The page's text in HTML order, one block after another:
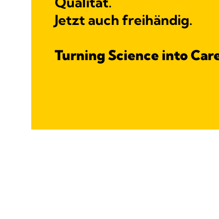
Jetzt auch freihändig.
Turning Science into